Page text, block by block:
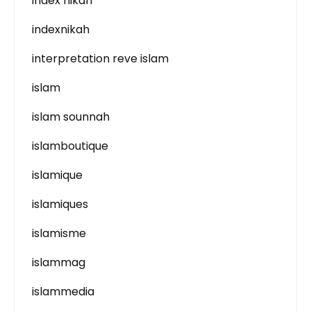
indexnikah
interpretation reve islam
islam
islam sounnah
islamboutique
islamique
islamiques
islamisme
islammag
islammedia